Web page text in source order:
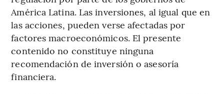
América Latina. Las inversiones, al igual que en
las acciones, pueden verse afectadas por
factores macroeconómicos. El presente
contenido no constituye ninguna
recomendación de inversión o asesoría
financiera.